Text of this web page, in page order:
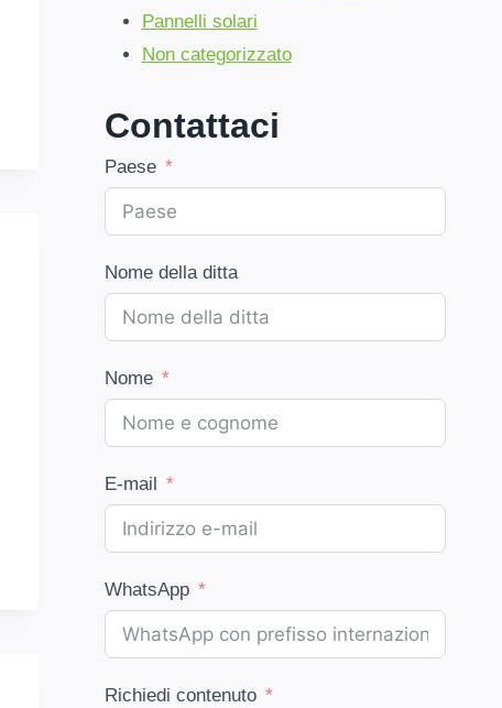
Pannelli solari
Non categorizzato
Contattaci
Paese
Nome della ditta
Nome
E-mail
WhatsApp
Richiedi contenuto